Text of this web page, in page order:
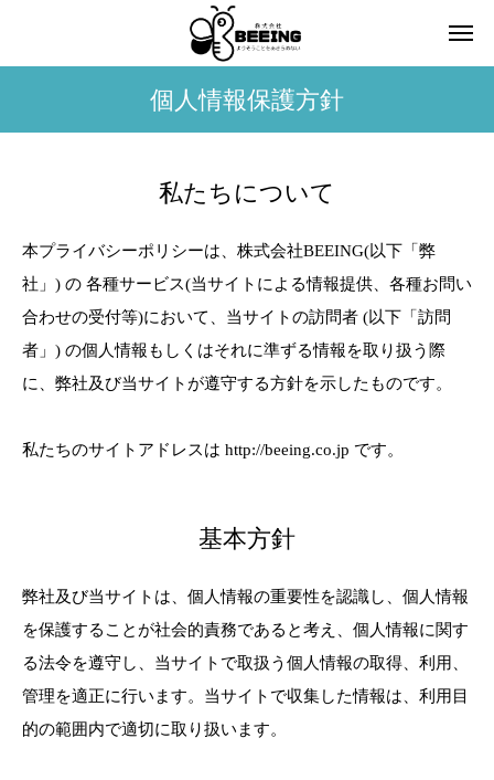
個人情報保護方針
私たちについて
本プライバシーポリシーは、株式会社BEEING(以下「弊
社」) の 各種サービス(当サイトによる情報提供、各種お問い
合わせの受付等)において、当サイトの訪問者 (以下「訪問
者」) の個人情報もしくはそれに準ずる情報を取り扱う際
に、弊社及び当サイトが遵守する方針を示したものです。
私たちのサイトアドレスは http://beeing.co.jp です。
基本方針
弊社及び当サイトは、個人情報の重要性を認識し、個人情報
を保護することが社会的責務であると考え、個人情報に関す
る法令を遵守し、当サイトで取扱う個人情報の取得、利用、
管理を適正に行います。当サイトで収集した情報は、利用目
的の範囲内で適切に取り扱います。